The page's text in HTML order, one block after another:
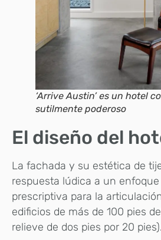
‘Arrive Austin’ es un hotel
sutilmente poderoso
El diseño del
La fachada y su estética de
respuesta lúdica a un
prescriptiva para la
edificios de más de 100 pies
relieve de dos pies por 20 pies).